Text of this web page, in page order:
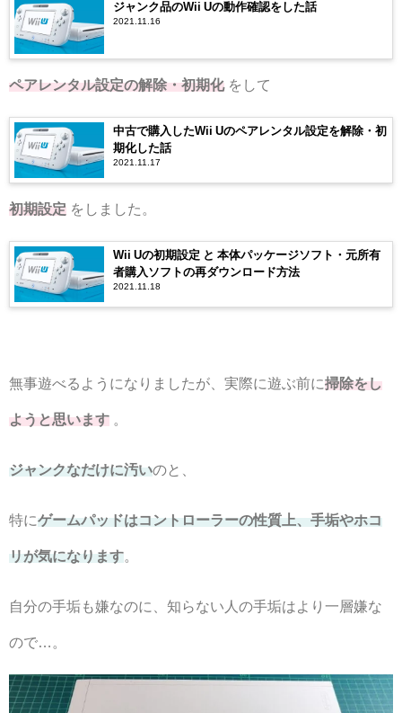
ジャンク品のWii Uの動作確認をした話
2021.11.16
ペアレンタル設定の解除・初期化をして
中古で購入したWii Uのペアレンタル設定を解除・初
期化した話
2021.11.17
初期設定 をしました。
Wii Uの初期設定 と 本体パッケージソフト・元所有
者購入ソフトの再ダウンロード方法
2021.11.18
無事遊べるようになりましたが、実際に遊ぶ前に掃除をし
ようと思います
ジャンクなだけに汚いのと、
特にゲームパッドはコントローラーの性質上、手垢やホコ
リが気になります
自分の手垢も嫌なのに、知らない人の手垢はより一層嫌な
ので…。